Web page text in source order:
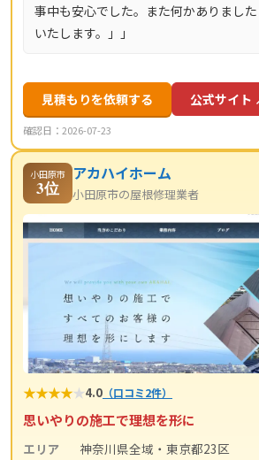
事中も安心でした。また何かありまし
いたします。」」
見積もりを依頼する 公式サイト
確認日：2026-07-23
小田原市
3位
アカハイホーム
小田原市の屋根修理業者
★★★★★4.0 （口コミ2件）
思いやりの施工で理想を形に
エリア
神奈川県全域・東京都23区